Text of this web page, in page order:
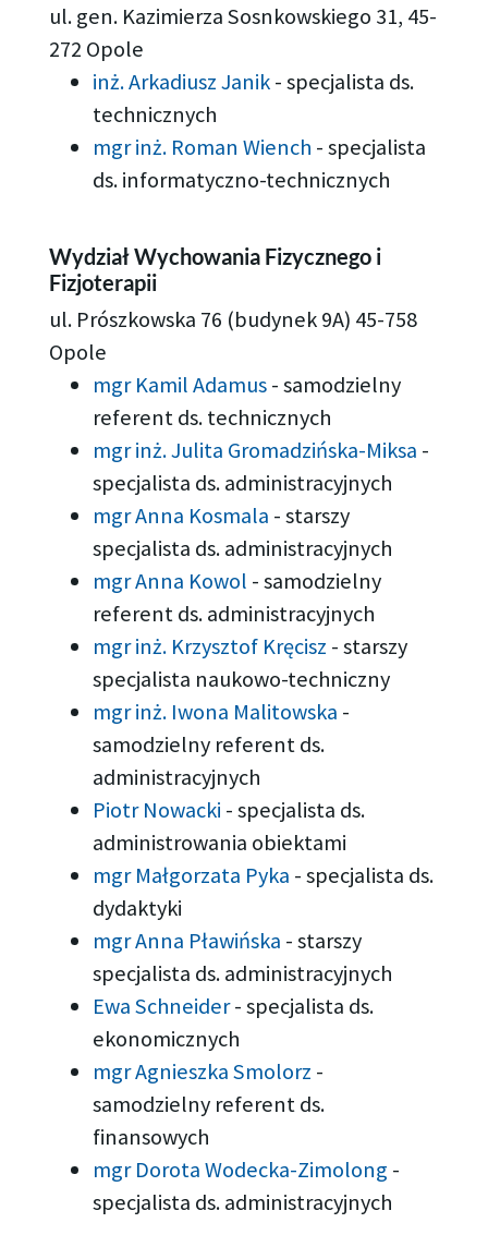
ul. gen. Kazimierza Sosnkowskiego 31, 45-
272 Opole
inż. Arkadiusz Janik-specjalista ds.
technicznych
mgr inż. Roman Wiench -specjalista
ds. informatyczno-technicznych
Wydział Wychowania Fizycznego i
Fizjoterapii
ul. Prószkowska 76 (budynek 9A) 45-758
Opole
mgr Kamil Adamus-samodzielny
referent ds. technicznych
mgr inż. Julita Gromadzińska-Miksa -
specjalista ds. administracyjnych
mgr Anna Kosmala -starszy
specjalista ds. administracyjnych
mgr Anna Kowol -samodzielny
referent ds. administracyjnych
mgr inż. Krzysztof Kręcisz -starszy
specjalista naukowo-techniczny
mgr inż. Iwona Malitowska -
samodzielny referent ds.
administracyjnych
Piotr Nowacki -specjalista ds.
administrowania obiektami
mgr Małgorzata Pyka -specjalista ds.
dydaktyki
mgr Anna Pławińska -starszy
specjalista ds. administracyjnych
Ewa Schneider-specjalista ds.
ekonomicznych
mgr Agnieszka Smolorz -
samodzielny referent ds.
finansowych
mgr Dorota Wodecka-Zimolong -
specjalista ds. administracyjnych